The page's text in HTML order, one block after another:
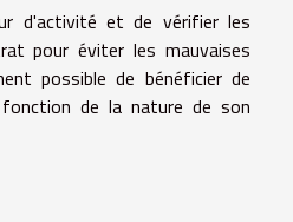
d'activité et de vérifier les
pour éviter les mauvaises
possible de bénéficier de
de la nature de son